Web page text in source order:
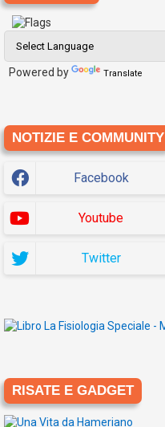
Powered by Translate
NOTIZIE E COMMUNITY
Facebook
Youtube
Twitter
RISATE E GADGET